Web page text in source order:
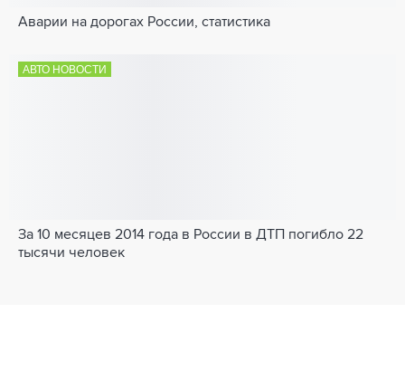
Аварии на дорогах России, статистика
АВТО НОВОСТИ
За 10 месяцев 2014 года в России в ДТП погибло 22
тысячи человек